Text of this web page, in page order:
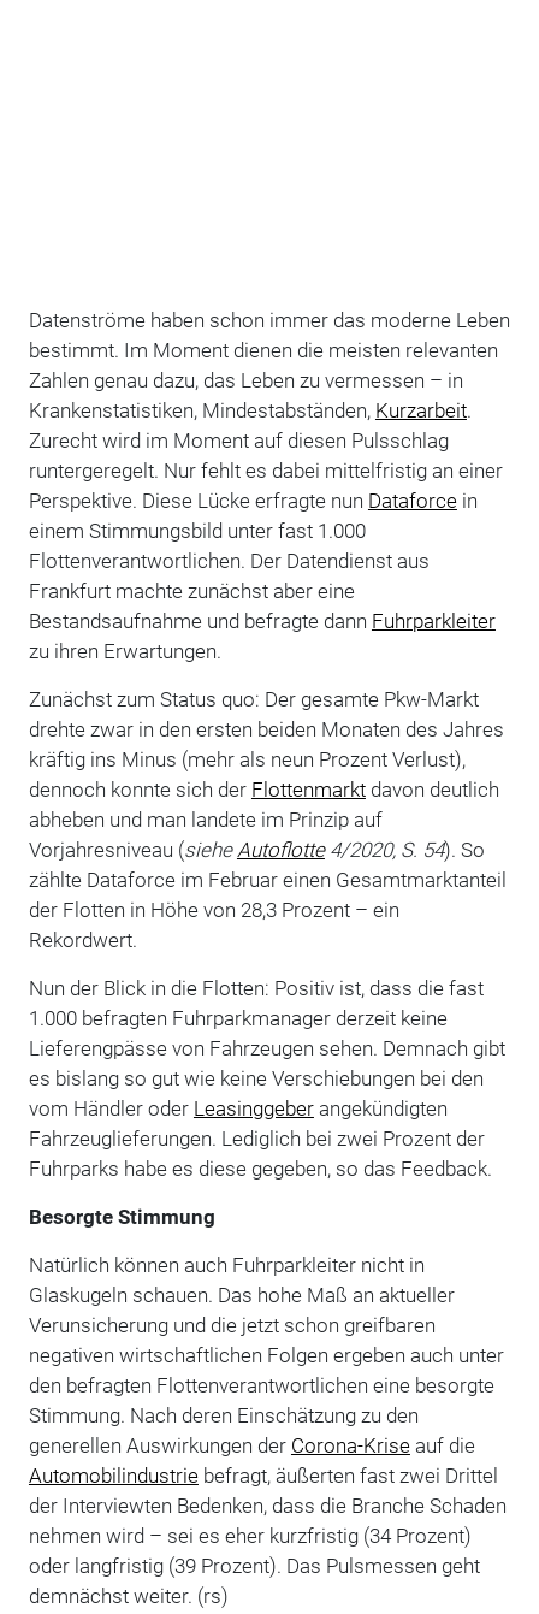
Datenströme haben schon immer das moderne Leben
bestimmt. Im Moment dienen die meisten relevanten
Zahlen genau dazu, das Leben zu vermessen – in
Krankenstatistiken, Mindestabständen, Kurzarbeit.
Zurecht wird im Moment auf diesen Pulsschlag
runtergeregelt. Nur fehlt es dabei mittelfristig an einer
Perspektive. Diese Lücke erfragte nun Dataforcein
einem Stimmungsbild unter fast 1.000
Flottenverantwortlichen. Der Datendienst aus
Frankfurt machte zunächst aber eine
Bestandsaufnahme und befragte dann Fuhrparkleiter
zu ihren Erwartungen.
Zunächst zum Status quo: Der gesamte Pkw-Markt
drehte zwar in den ersten beiden Monaten des Jahres
kräftig ins Minus (mehr als neun Prozent Verlust),
dennoch konnte sich der Flottenmarktdavon deutlich
abheben und man landete im Prinzip auf
Vorjahresniveau (siehe Autoflotte4/2020, S. 54). So
zählte Dataforce im Februar einen Gesamtmarktanteil
der Flotten in Höhe von 28,3 Prozent – ein
Rekordwert.
Nun der Blick in die Flotten: Positiv ist, dass die fast
1.000 befragten Fuhrparkmanager derzeit keine
Lieferengpässe von Fahrzeugen sehen. Demnach gibt
es bislang so gut wie keine Verschiebungen bei den
vom Händler oder Leasinggeberangekündigten
Fahrzeuglieferungen. Lediglich bei zwei Prozent der
Fuhrparks habe es diese gegeben, so das Feedback.
Besorgte Stimmung
Natürlich können auch Fuhrparkleiter nicht in
Glaskugeln schauen. Das hohe Maß an aktueller
Verunsicherung und die jetzt schon greifbaren
negativen wirtschaftlichen Folgen ergeben auch unter
den befragten Flottenverantwortlichen eine besorgte
Stimmung. Nach deren Einschätzung zu den
generellen Auswirkungen der Corona-Kriseauf die
Automobilindustriebefragt, äußerten fast zwei Drittel
der Interviewten Bedenken, dass die Branche Schaden
nehmen wird – sei es eher kurzfristig (34 Prozent)
oder langfristig (39 Prozent). Das Pulsmessen geht
demnächst weiter. (rs)